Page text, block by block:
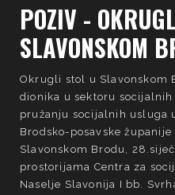
POZIV -
SLAVONSKOM
Okrugli stol u Slavonskom
dionika u sektoru
pružanju socijalnih usluga
Brodsko-posavske
Slavonskom Brodu,
prostorijama Centra za
Naselje Slavonija I bb.